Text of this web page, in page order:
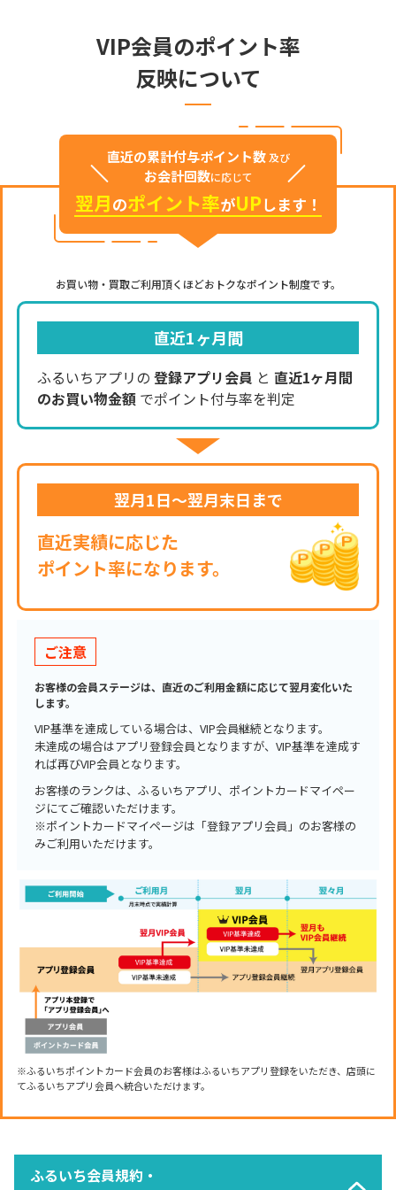
VIP会員のポイント率
反映について
直近の累計付与ポイント数 及び
お会計回数に応じて
翌月のポイント率がUPします！
お買い物・買取ご利用頂くほどおトクなポイント制度です。
直近1ヶ月間
ふるいちアプリの 登録アプリ会員 と 直近1ヶ月間
のお買い物金額 でポイント付与率を判定
翌月1日～翌月末日まで
直近実績に応じた
ポイント率になります。
ご注意
お客様の会員ステージは、直近のご利用金額に応じて翌月変化いた
します。
VIP基準を達成している場合は、VIP会員継続となります。
未達成の場合はアプリ登録会員となりますが、VIP基準を達成す
れば再びVIP会員となります。
お客様のランクは、ふるいちアプリ、ポイントカードマイペー
ジにてご確認いただけます。
※ポイントカードマイページは「登録アプリ会員」のお客様の
みご利用いただけます。
※ふるいちポイントカード会員のお客様はふるいちアプリ登録をいただき、店頭に
てふるいちアプリ会員へ統合いただけます。
ふるいち会員規約・